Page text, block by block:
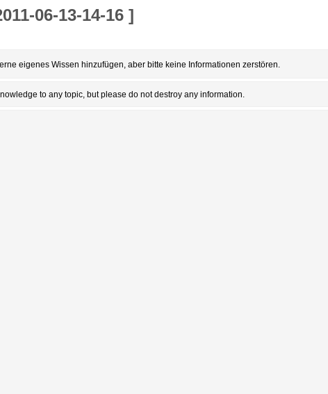
06-13-14-16]
eigenes Wissen hinzufügen, aber bitte keine Informationen zerstören.
to any topic, but please do not destroy any information.